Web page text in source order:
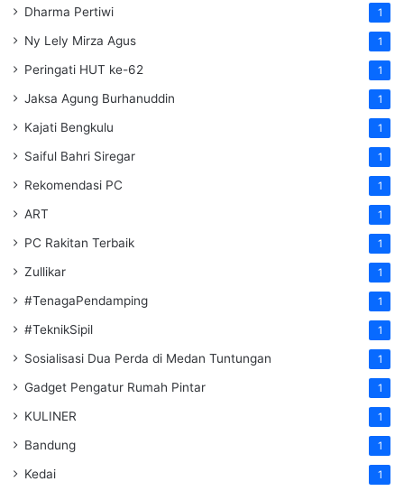
Dharma Pertiwi 1
Ny Lely Mirza Agus 1
Peringati HUT ke-62 1
Jaksa Agung Burhanuddin 1
Kajati Bengkulu 1
Saiful Bahri Siregar 1
Rekomendasi PC 1
ART 1
PC Rakitan Terbaik 1
Zullikar 1
#TenagaPendamping 1
#TeknikSipil 1
Sosialisasi Dua Perda di Medan Tuntungan 1
Gadget Pengatur Rumah Pintar 1
KULINER 1
Bandung 1
Kedai 1